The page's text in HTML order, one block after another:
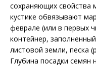
сохраняющих свойства
кустике обвязывают
феврале (или в первых
контейнер,
листовой земли, песка
Глубина посадки семян